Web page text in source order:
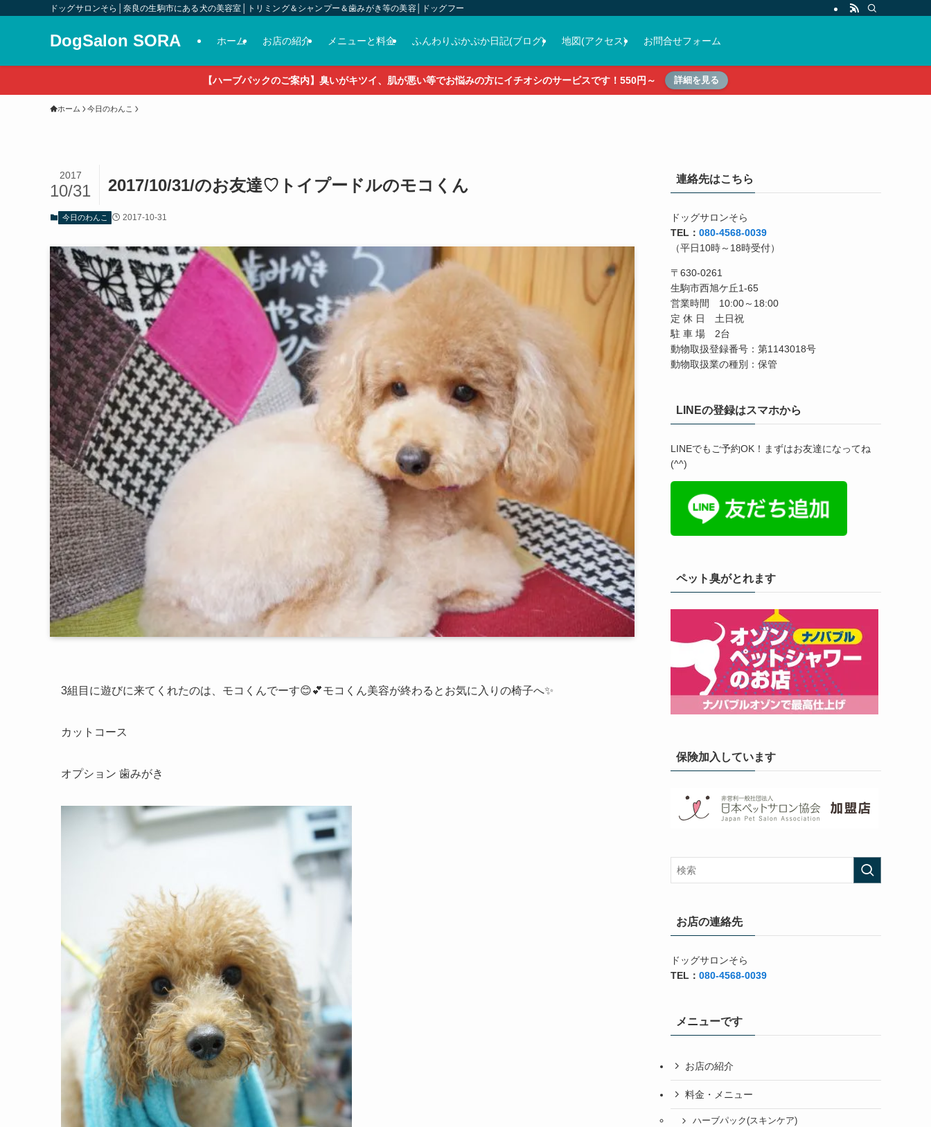
ドッグサロンそら│奈良の生駒市にある犬の美容室│トリミング＆シャンプー＆歯みがき等の美容│ドッグフード＆おやつ＆各種グッズの販売
DogSalon SORA ホーム お店の紹介 メニューと料金 ふんわりぷかぷか日記(ブログ) 地図(アクセス) お問合せフォーム
【ハーブパックのご案内】臭いがキツイ、肌が悪い等でお悩みの方にイチオシのサービスです！550円～ 詳細を見る
ホーム 今日のわんこ
2017/10/31/のお友達♡トイプードルのモコくん
2017
10/31
今日のわんこ 2017-10-31
3組目に遊びに来てくれたのは、モコくんでーす😊💕モコくん美容が終わるとお気に入りの椅子へ✨
カットコース
オプション 歯みがき
連絡先はこちら
ドッグサロンそら
TEL： 080-4568-0039
（平日10時～18時受付）
〒630-0261
生駒市西旭ケ丘1-65
営業時間 10:00～18:00
定 休 日 土日祝
駐 車 場 2台
動物取扱登録番号：第1143018号
動物取扱業の種別：保管
LINEの登録はスマホから
LINEでもご予約OK！まずはお友達になってね
(^^)
ペット臭がとれます
保険加入しています
お店の連絡先
ドッグサロンそら
TEL： 080-4568-0039
メニューです
お店の紹介
料金・メニュー
ハーブパック(スキンケア)